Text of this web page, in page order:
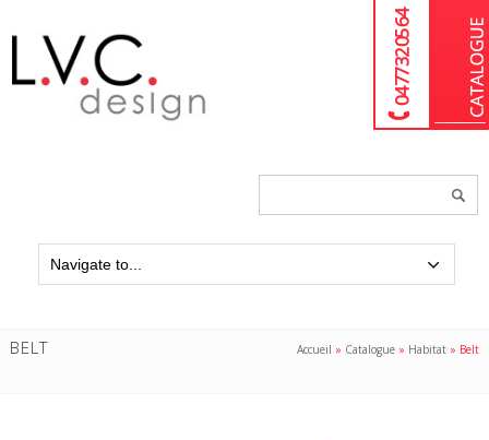
04 77 32 05 64
BELT Accueil » Catalogue » Habitat » Belt